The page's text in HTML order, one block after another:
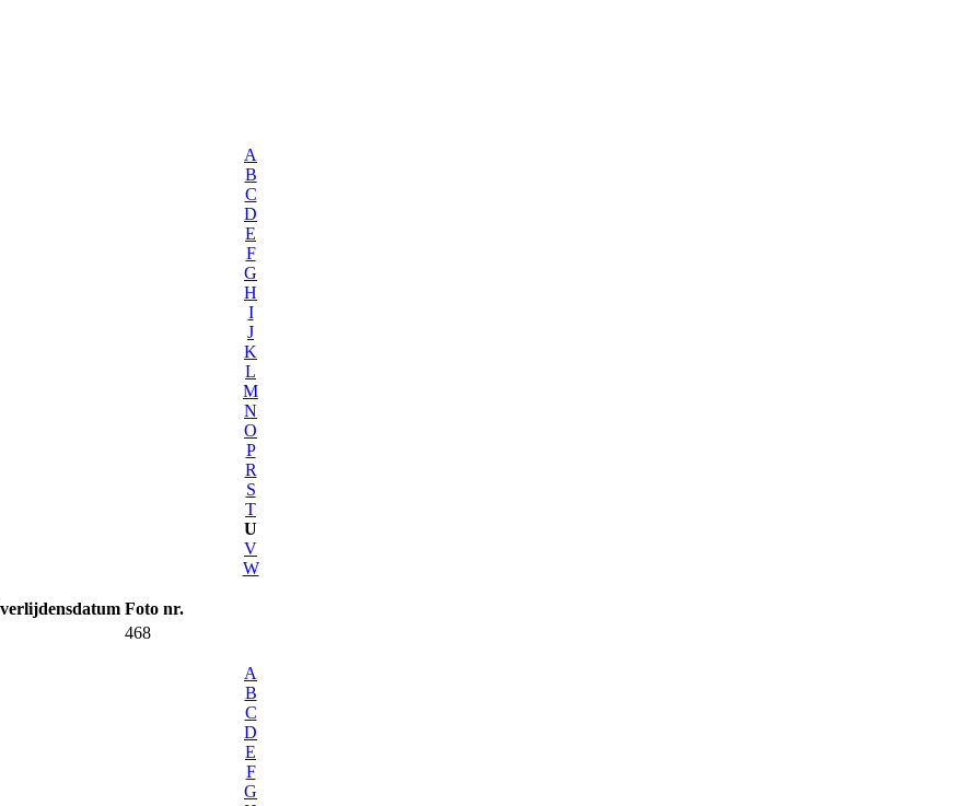
A
B
C
D
E
F
G
H
I
J
K
L
M
N
O
P
R
S
T
U
V
W
Foto nr.
468
A
B
C
D
E
F
G